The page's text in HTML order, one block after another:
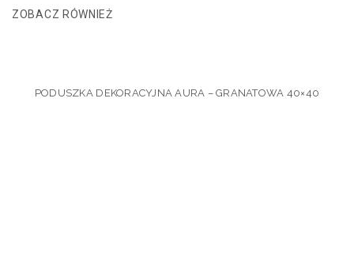
ZOBACZ RÓWNIEŻ
PODUSZKA DEKORACYJNA AURA – GRANATOWA 40×40